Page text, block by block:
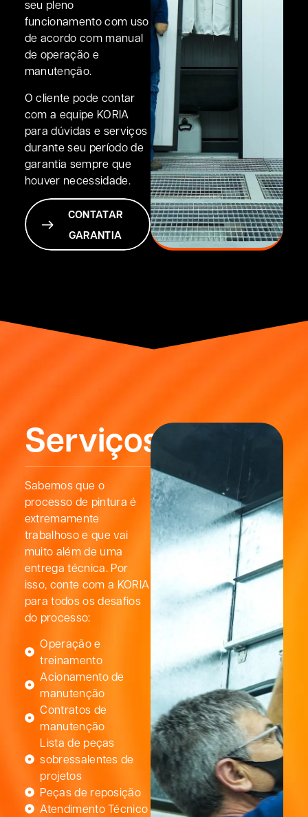
seu pleno
funcionamento com uso
de acordo com manual
de operação e
manutenção.
O cliente pode contar
com a equipe KORIA
para dúvidas e serviços
durante seu período de
garantia sempre que
houver necessidade.
CONTATAR
GARANTIA
Serviços
Sabemos que o
processo de pintura é
extremamente
trabalhoso e que vai
muito além de uma
entrega técnica. Por
isso, conte com a KORIA
para todos os desafios
do processo:
Operação e
treinamento
Acionamento de
manutenção
Contratos de
manutenção
Lista de peças
sobressalentes de
projetos
Peças de reposição
Atendimento Técnico